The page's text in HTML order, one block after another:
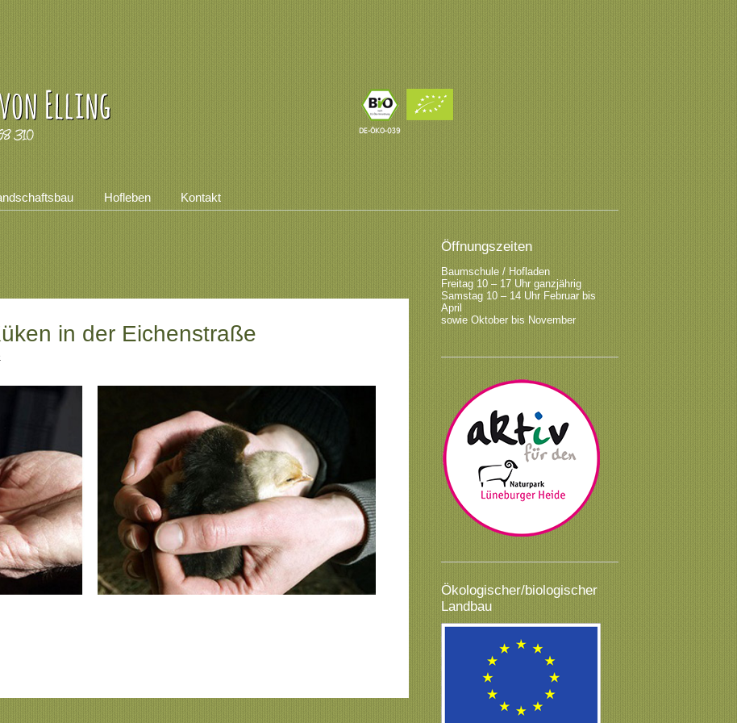
Hofleben Kontakt
in der Eichenstraße
Öffnungszeiten
Baumschule / Hofladen
Freitag 10 – 17 Uhr ganzjährig
Samstag 10 – 14 Uhr Februar bis
April
sowie Oktober bis November
Ökologischer/biologischer
Landbau